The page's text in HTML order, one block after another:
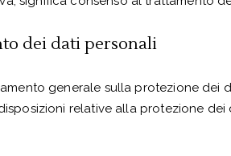
dei dati personali
generale sulla protezione dei
relative alla protezione dei